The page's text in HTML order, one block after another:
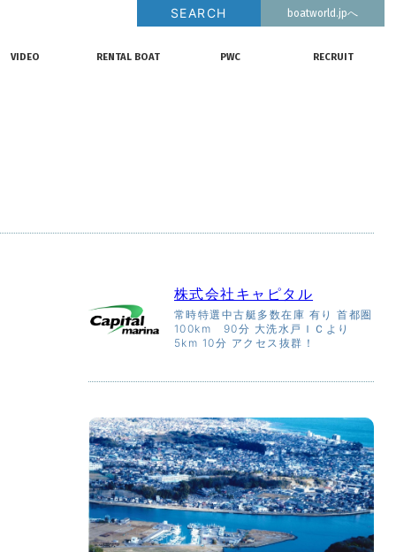
boatworld.jpへ
SEARCH
VIDEO RENTAL BOAT PWC RECRUIT
動画チャンネル リクルート
株式会社キャピタル
常時特選中古艇多数在庫 有り 首都圏
100km 90分 大洗水戸ＩＣより
5km 10分 アクセス抜群！